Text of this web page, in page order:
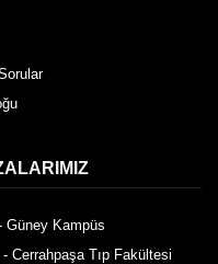
Güney Kampüs
Cerrahpaşa Tıp Fakültesi